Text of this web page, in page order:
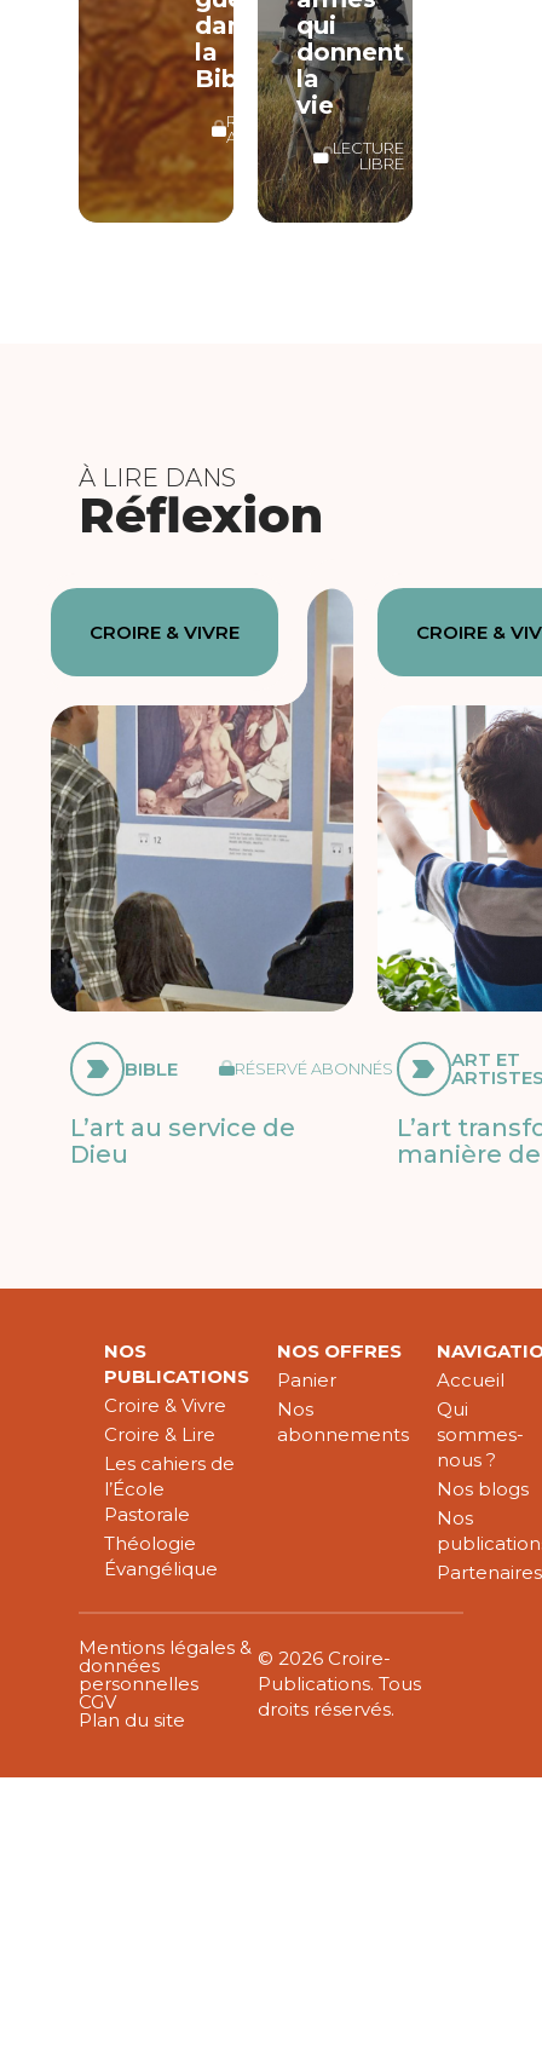
dans
la
Bible
RÉSERVÉ
ABONNÉS
qui
donnent
la
vie
LECTURE
LIBRE
À LIRE DANS
Réflexion
CROIRE & VIVRE
BIBLE RÉSERVÉ ABONNÉS
L’art au service de
Dieu
CROIRE &
ART ET
L’art
manière
NOS
PUBLICATIONS
Croire & Vivre
Croire & Lire
Les cahiers de
l’École
Pastorale
Théologie
Évangélique
NOS OFFRES
Panier
Nos
abonnements
Accueil
Qui
sommes-
nous ?
Nos blogs
Nos
Partenaires
Mentions légales &
données
personnelles
CGV
Plan du site
© 2026 Croire-
Publications. Tous
droits réservés.